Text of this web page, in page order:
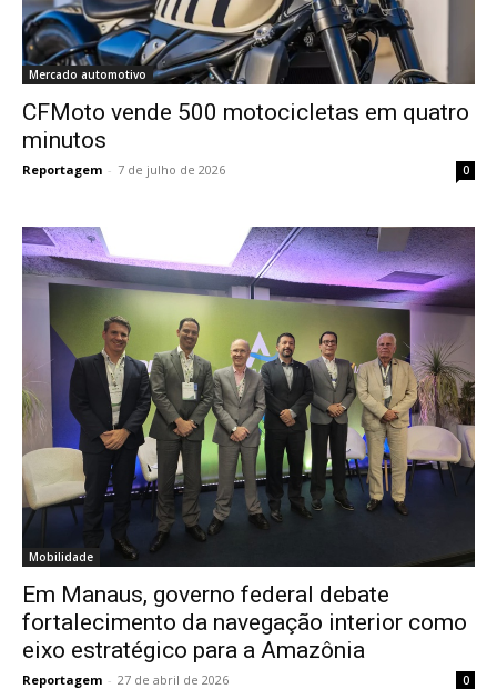
Mercado automotivo
CFMoto vende 500 motocicletas em quatro
minutos
Reportagem - 7 de julho de 2026 0
Mobilidade
Em Manaus, governo federal debate
fortalecimento da navegação interior como
eixo estratégico para a Amazônia
Reportagem - 27 de abril de 2026 0